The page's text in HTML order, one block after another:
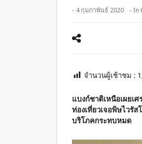
- 4 กุมภาพันธ์ 2020 - In
จำนวนผู้เช้าชม :
แบงก์ชาติเหนือเผยเ
ท่องเที่ยวเจอพิษไวรั
บริโภคกระทบหมด